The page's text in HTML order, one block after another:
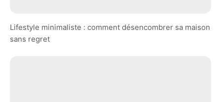
Lifestyle minimaliste : comment désencombrer sa maison
sans regret